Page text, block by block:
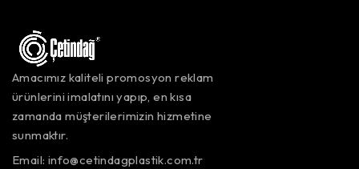
Amacımız kaliteli promosyon reklam
ürünlerini imalatını yapıp, en kısa
zamanda müşterilerimizin hizmetine
sunmaktır.
Email: info@cetindagplastik.com.tr